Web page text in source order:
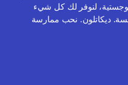
لنوفر لك كل شيء
ديكاتلون. نحب ممارسة